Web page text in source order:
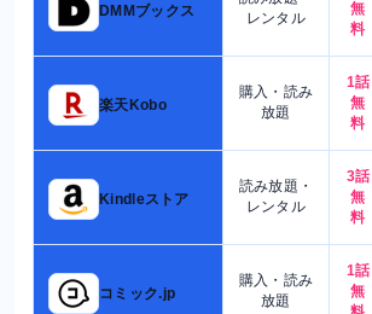
DMMブックス
レンタル
無
料
楽天Kobo
購入・読み
放題
1話
無
料
Kindleストア
読み放題・
レンタル
3話
無
料
コミック.jp
購入・読み
放題
1話
無